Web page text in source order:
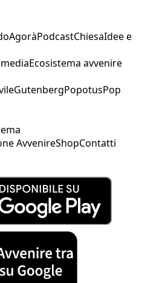
AgoràPodcastChiesaIdee e
Ecosistema avvenire
GutenbergPopotusPop
AvvenireShopContatti